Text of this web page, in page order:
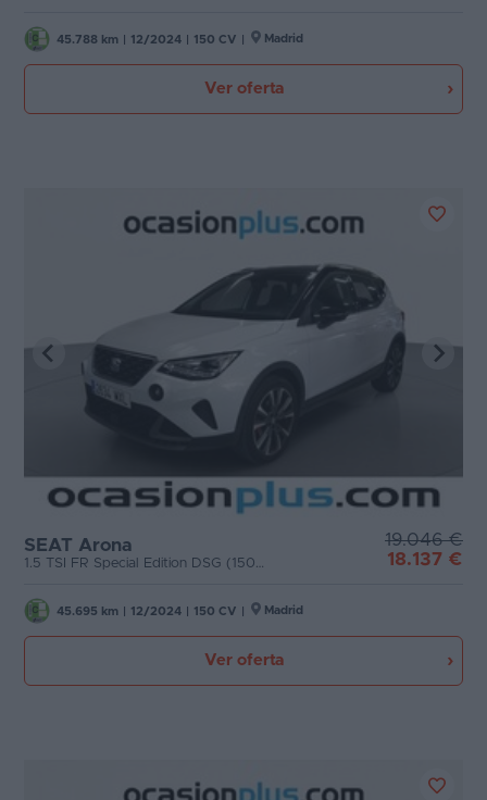
45.788 km 12/2024 150 CV Madrid
Ver oferta
SEAT Arona
1.5 TSI FR Special Edition DSG (150 CV)
19.046 €
18.137 €
45.695 km 12/2024 150 CV Madrid
Ver oferta